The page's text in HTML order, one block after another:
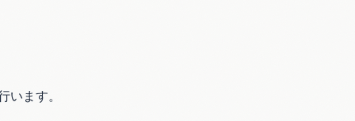
います。